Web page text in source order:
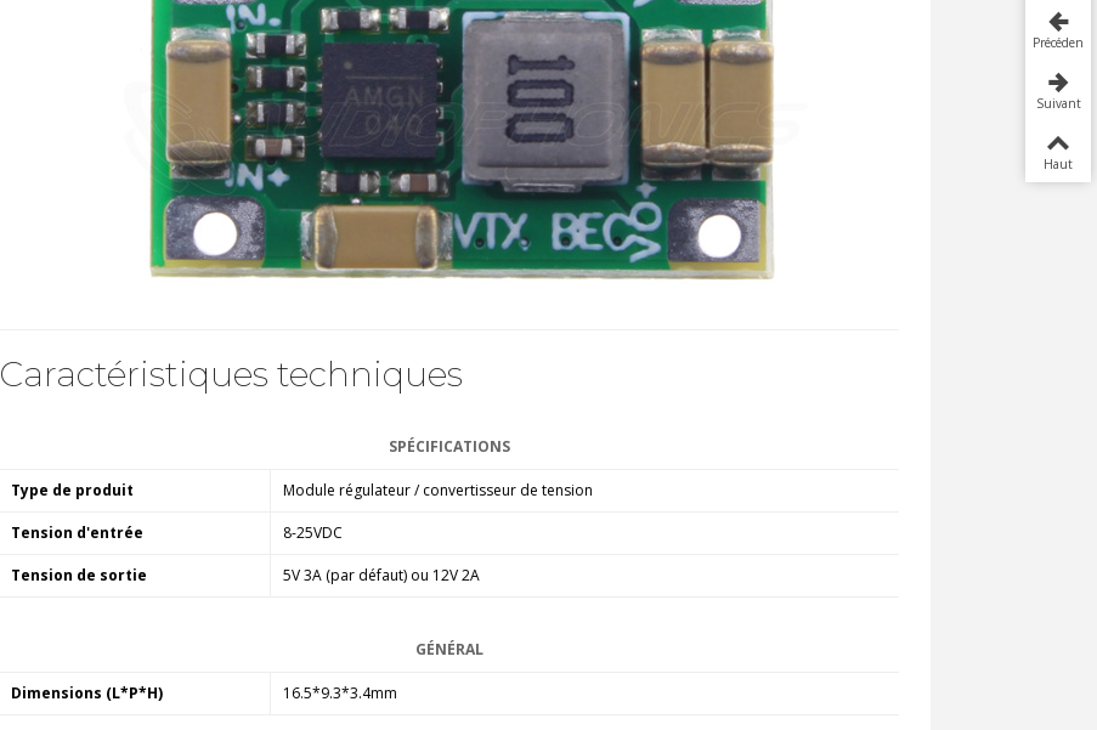
AUDIOPHONICS DAW-S250NC
DAN CLARK AUDIO AEON 2
CLOSED NOIRE Casque...
EVERSOLO DMP-A6 MASTER
EDITION GEN 2 Lecteur...
Casque AK4191 +...
Caractéristiques techniques
SPÉCIFICATIONS
Type de produit Module régulateur / convertisseur de tension
Tension d'entrée 8-25VDC
Tension de sortie 5V 3A (par défaut) ou 12V 2A
GÉNÉRAL
Dimensions (L*P*H) 16.5*9.3*3.4mm
Précédent
Suivant
Haut